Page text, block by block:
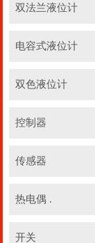
双法兰液位计
电容式液位计
双色液位计
控制器
传感器
热电偶 .
开关